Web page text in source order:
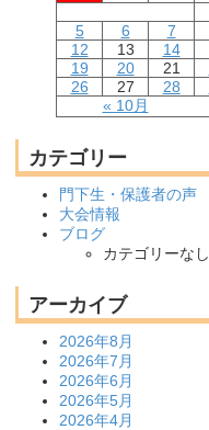
« 10月
5
6 7
12
13 14
19
20 21
26
27 28
カテゴリー
門下生・保護者の声
大会情報
ブログ
カテゴリーなし
アーカイブ
2026年8月
2026年7月
2026年6月
2026年5月
2026年4月